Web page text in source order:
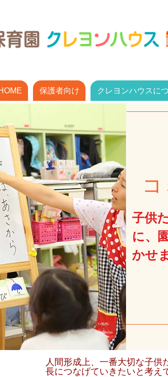
保護者向け クレヨンハウスに
子供
に、
かせ
人間形成上、一番大切な子供
長につなげていきたいと考え